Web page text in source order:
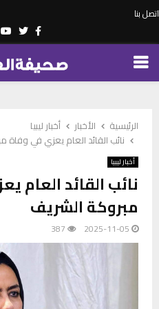
اتصل بنا
Facebook
PRIMARY
الرئيسية الأخبار
أخبار ليبيا
نائب القائد العام يعزي في وفاة
أخبار ليبيا
نائب القائد العام
مبروكة الشريف
2025-11-05
387